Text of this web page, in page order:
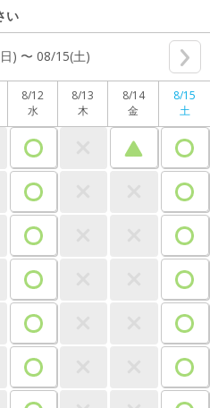
い
) 〜 08/15(土)
8/12
水
8/13
木
8/14
金
8/15
土